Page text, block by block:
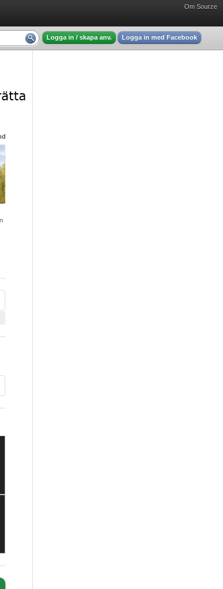
Om Sourze
Logga in / skapa anv. Logga in med Facebook
- mycket intressant läsning